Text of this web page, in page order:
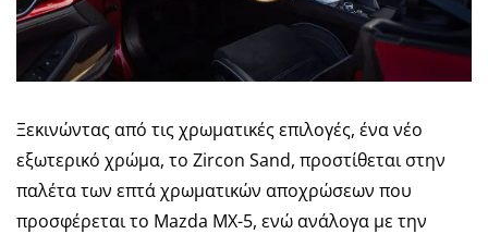
Ξεκινώντας από τις χρωματικές επιλογές, ένα νέο
εξωτερικό χρώμα, το Zircon Sand, προστίθεται στην
παλέτα των επτά χρωματικών αποχρώσεων που
προσφέρεται το Mazda MX-5, ενώ ανάλογα με την